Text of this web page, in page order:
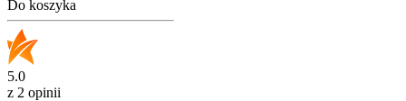
Do koszyka
5.0
z 2 opinii